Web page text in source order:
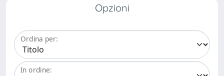
Opzioni
Ordina per:
In ordine: